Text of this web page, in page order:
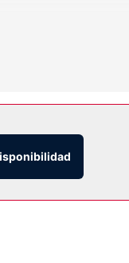
LED. La
también conexión
tu disposición. Hay